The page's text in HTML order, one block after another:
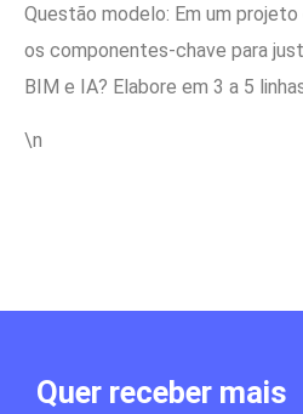
Questão modelo: Em um
os componentes-chave para
BIM e IA? Elabore em 3 a 5
\n
Quer receber mais